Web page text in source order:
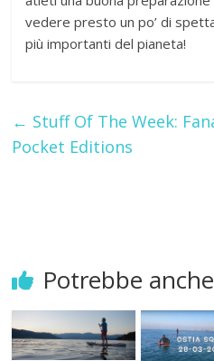
vedere presto un po’ di
più importanti del pianeta!
← Stuff Of The Week:
Pocket Editions
Potrebbe